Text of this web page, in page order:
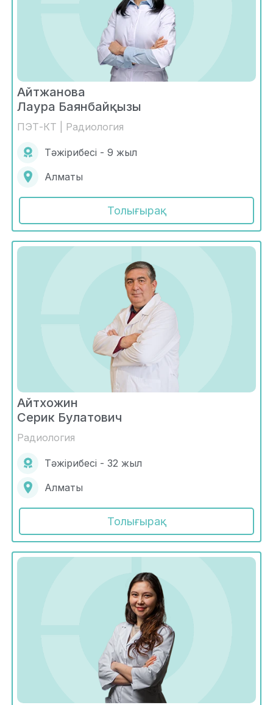
Айтжанова
Лаура Баянбайқызы
ПЭТ-КТ | Радиология
Тәжірибесі - 9 жыл
Алматы
Толығырақ
Айтхожин
Серик Булатович
Радиология
Тәжірибесі - 32 жыл
Алматы
Толығырақ